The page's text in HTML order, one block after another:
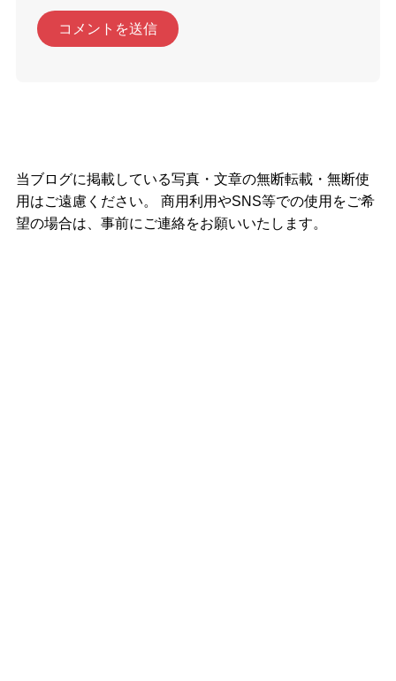
当ブログに掲載している写真・文章の無断転載・無断使
用はご遠慮ください。 商用利用やSNS等での使用をご希
望の場合は、事前にご連絡をお願いいたします。